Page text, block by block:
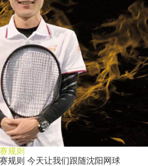
规则
规则 今天让我们跟随沈阳网球